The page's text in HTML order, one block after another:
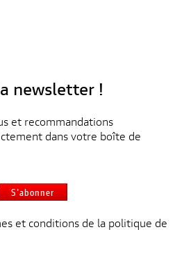
newsletter !
et recommandations
dans votre boîte de
S'abonner
et conditions de la politique de